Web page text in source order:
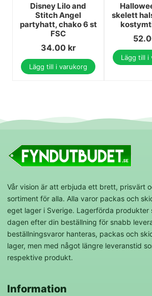
Disney Lilo and
Stitch Angel
partyhatt, chako 6 st
FSC
34.00 kr
Lägg till i varukorg
skelett
Lägg till i
Vår vision är att erbjuda ett brett, prisvärt
sortiment för alla. Alla varor packas och
eget lager i Sverige. Lagerförda produkter
dagen efter din beställning för snabb
beställningsvaror hanteras, packas och
lager, men med något längre leveranstid
respektive produkt.
Information